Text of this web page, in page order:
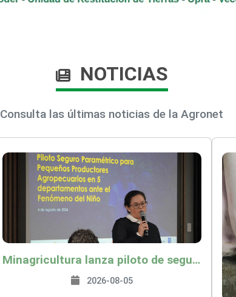
NOTICIAS
Consulta las últimas noticias de la Agronet
Minagricultura lanza piloto de seguro agropecuario por $9.625 millones para proteger a más de 14.000 pequeños productores contra riesgos del Fenómeno de El Niño
2026-08-05